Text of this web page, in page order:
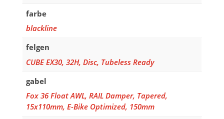
farbe
blackline
felgen
CUBE EX30, 32H, Disc, Tubeless Ready
gabel
Fox 36 Float AWL, RAIL Damper, Tapered,
15x110mm, E-Bike Optimized, 150mm